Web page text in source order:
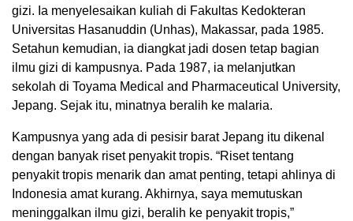
gizi. Ia menyelesaikan kuliah di Fakultas Kedokteran
Universitas Hasanuddin (Unhas), Makassar, pada 1985.
Setahun kemudian, ia diangkat jadi dosen tetap bagian
ilmu gizi di kampusnya. Pada 1987, ia melanjutkan
sekolah di Toyama Medical and Pharmaceutical University,
Jepang. Sejak itu, minatnya beralih ke malaria.
Kampusnya yang ada di pesisir barat Jepang itu dikenal
dengan banyak riset penyakit tropis. “Riset tentang
penyakit tropis menarik dan amat penting, tetapi ahlinya di
Indonesia amat kurang. Akhirnya, saya memutuskan
meninggalkan ilmu gizi, beralih ke penyakit tropis,”